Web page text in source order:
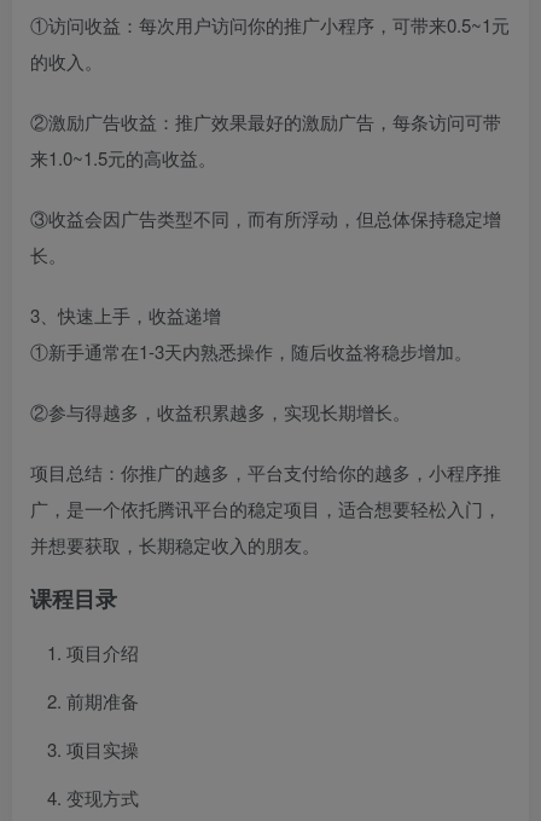
①访问收益：每次用户访问你的推广小程序，可带来0.5~1元
的收入。
②激励广告收益：推广效果最好的激励广告，每条访问可带
来1.0~1.5元的高收益。
③收益会因广告类型不同，而有所浮动，但总体保持稳定增
长。
3、快速上手，收益递增
①新手通常在1-3天内熟悉操作，随后收益将稳步增加。
②参与得越多，收益积累越多，实现长期增长。
项目总结：你推广的越多，平台支付给你的越多，小程序推
广，是一个依托腾讯平台的稳定项目，适合想要轻松入门，
并想要获取，长期稳定收入的朋友。
课程目录
项目介绍
前期准备
项目实操
变现方式